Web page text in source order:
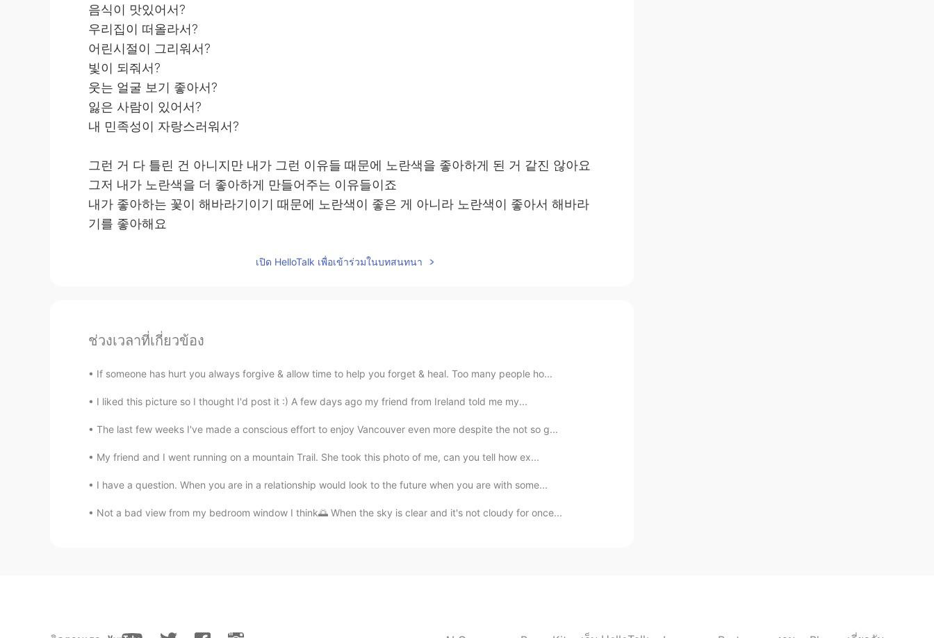
음식이 맛있어서?
우리집이 떠올라서?
어린시절이 그리워서?
빛이 되줘서?
웃는 얼굴 보기 좋아서?
잃은 사람이 있어서?
내 민족성이 자랑스러워서?
그런 거 다 틀린 건 아니지만 내가 그런 이유들 때문에 노란색을 좋아하게 된 거 같진 않아요
그저 내가 노란색을 더 좋아하게 만들어주는 이유들이죠
내가 좋아하는 꽃이 해바라기이기 때문에 노란색이 좋은 게 아니라 노란색이 좋아서 해바라
기를 좋아해요
이유를 말해봐도 내 생각엔 그런게 그 사람이 좋은 이유들이 아니라 그 사람을 더 좋아하게
애초부터 좋아하게 되는 것엔 딱히 이유가 없는 거 같아요
แสดงความคิดเห็น
JIn Soo もぐもぐ NEO 2019.08.07 22:59
เปิด HelloTalk เพื่อเข้าร่วมในบทสนทนา
ช่วงเวลาที่เกี่ยวข้อง
If someone has hurt you always forgive & allow time to help you forget & heal. Too many people ho...
I liked this picture so I thought I'd post it :) A few days ago my friend from Ireland told me my...
The last few weeks I've made a conscious effort to enjoy Vancouver even more despite the not so g...
My friend and I went running on a mountain Trail. She took this photo of me, can you tell how ex...
I have a question. When you are in a relationship would look to the future when you are with some...
Not a bad view from my bedroom window I think🌅 When the sky is clear and it's not cloudy for once...